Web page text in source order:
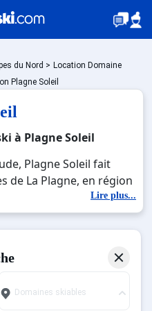
du Nord > Location Domaine
Plagne Soleil
à Plagne Soleil
Plagne Soleil fait
de La Plagne, en région
le département de la
en 1990 et est, de
village de La Plagne.
ouverte en 1961.
tourisme et des
Lire plus...
Domaines skiables